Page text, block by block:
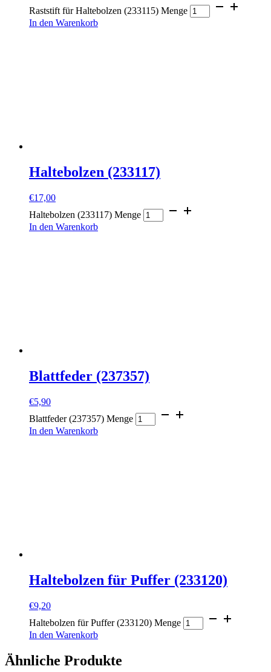
Raststift für Haltebolzen (233115) Menge
In den Warenkorb
Haltebolzen (233117)
€17,00
Haltebolzen (233117) Menge
In den Warenkorb
Blattfeder (237357)
€5,90
Blattfeder (237357) Menge
In den Warenkorb
Haltebolzen für Puffer (233120)
€9,20
Haltebolzen für Puffer (233120) Menge
In den Warenkorb
Ähnliche Produkte